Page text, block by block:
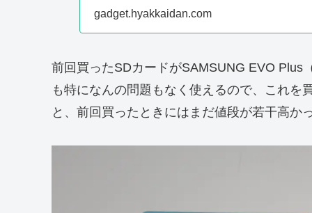
当たる」作戦で撮影し
gadget.hyakkaidan.com
前回買ったSDカードがSAMSUNG EVO Plus
も特になんの問題もなく使えるので、これを
と、前回買ったときにはまだ値段が若干高